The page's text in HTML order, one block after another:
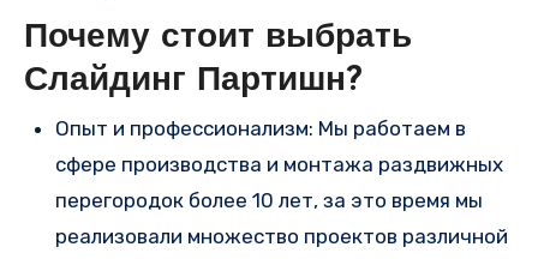
Почему стоит выбрать
Слайдинг Партишн?
Опыт и профессионализм: Мы работаем в
сфере производства и монтажа раздвижных
перегородок более 10 лет, за это время мы
реализовали множество проектов различной